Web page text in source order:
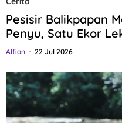
Pesisir Balikpapan
Penyu, Satu Ekor
Alfian 22 Jul 2026